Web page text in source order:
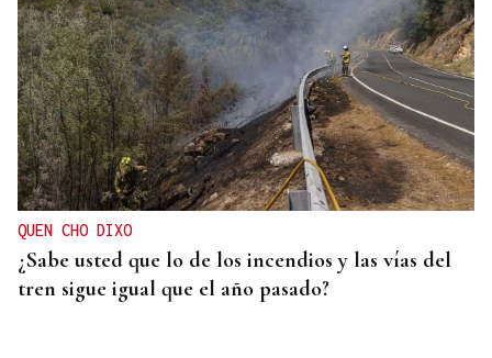
QUEN CHO DIXO
¿Sabe usted que lo de los incendios y las vías del
tren sigue igual que el año pasado?